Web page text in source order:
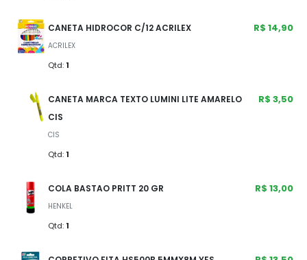
CANETA HIDROCOR C/12 ACRILEX
ACRILEX
Qtd: 1
R$ 14,90
CANETA MARCA TEXTO LUMINI LITE AMARELO
CIS
CIS
Qtd: 1
R$ 3,50
COLA BASTAO PRITT 20 GR
HENKEL
Qtd: 1
R$ 13,00